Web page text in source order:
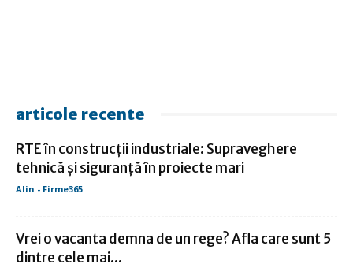
articole recente
RTE în construcții industriale: Supraveghere
tehnică și siguranță în proiecte mari
Alin - Firme365
Vrei o vacanta demna de un rege? Afla care sunt 5
dintre cele mai...